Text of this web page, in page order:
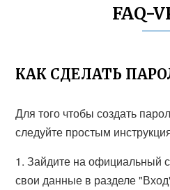
FAQ-
КАК СДЕЛАТЬ
Для того чтобы создать
следуйте простым
1. Зайдите на официальный
свои данные в разделе